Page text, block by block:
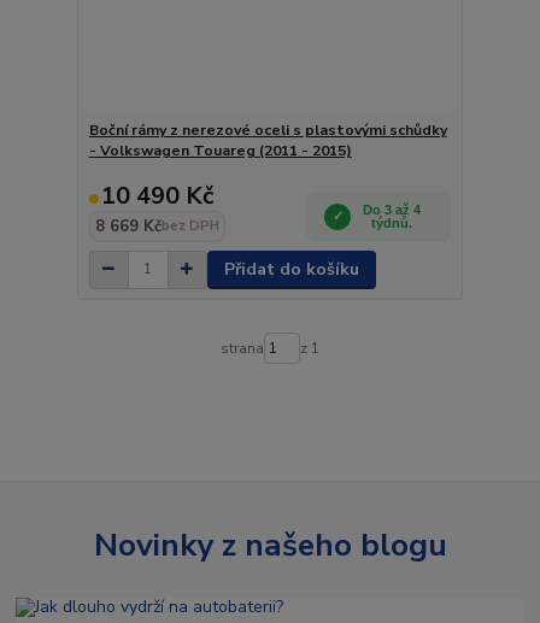
Boční rámy z nerezové oceli s plastovými schůdky
- Volkswagen Touareg (2011 - 2015)
10 490 Kč
8 669 Kčbez DPH
Do 3 až 4
týdnů.
Přidat do košíku
strana z 1
Novinky z našeho blogu